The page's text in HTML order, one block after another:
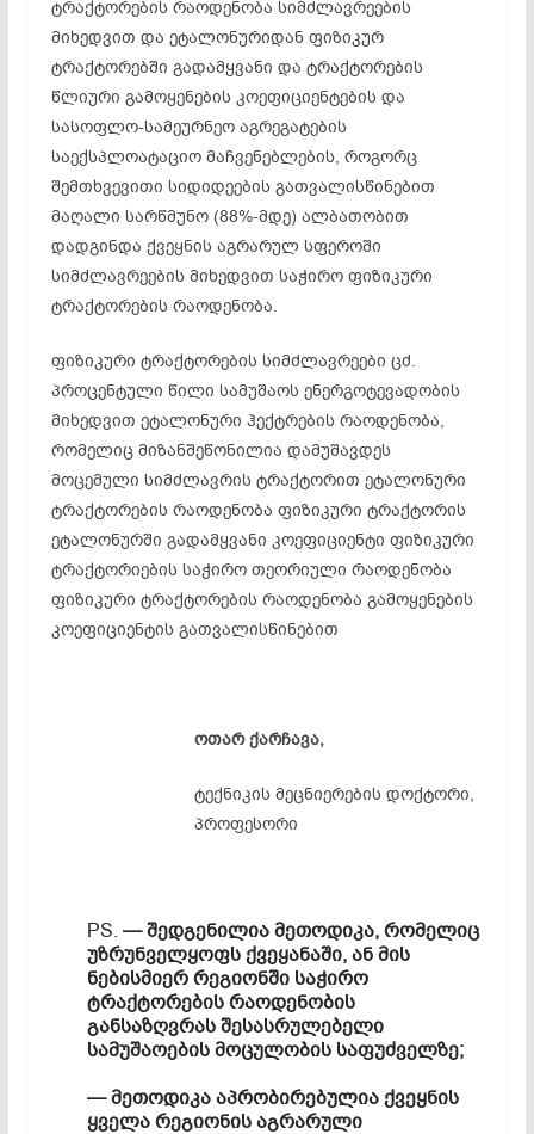
ტრაქტორების რაოდენობა სიმძლავრეების
მიხედვით და ეტალონურიდან ფიზიკურ
ტრაქტორებში გადამყვანი და ტრაქტორების
წლიური გამოყენების კოეფიციენტების და
სასოფლო-სამეურნეო აგრეგატების
საექსპლოატაციო მაჩვენებლების, როგორც
შემთხვევითი სიდიდეების გათვალისწინებით
მაღალი სარწმუნო (88%-მდე) ალბათობით
დადგინდა ქვეყნის აგრარულ სფეროში
სიმძლავრეების მიხედვით საჭირო ფიზიკური
ტრაქტორების რაოდენობა.
ფიზიკური ტრაქტორების სიმძლავრეები ცძ.
პროცენტული წილი სამუშაოს ენერგოტევადობის
მიხედვით ეტალონური ჰექტრების რაოდენობა,
რომელიც მიზანშეწონილია დამუშავდეს
მოცემული სიმძლავრის ტრაქტორით ეტალონური
ტრაქტორების რაოდენობა ფიზიკური ტრაქტორის
ეტალონურში გადამყვანი კოეფიციენტი ფიზიკური
ტრაქტორიების საჭირო თეორიული რაოდენობა
ფიზიკური ტრაქტორების რაოდენობა გამოყენების
კოეფიციენტის გათვალისწინებით
ოთარ ქარჩავა,
ტექნიკის მეცნიერების დოქტორი,
პროფესორი
PS. — შედგენილია მეთოდიკა, რომელიც
უზრუნველყოფს ქვეყანაში, ან მის
ნებისმიერ რეგიონში საჭირო
ტრაქტორების რაოდენობის
განსაზღვრას შესასრულებელი
სამუშაოების მოცულობის საფუძველზე;
— მეთოდიკა აპრობირებულია ქვეყნის
ყველა რეგიონის აგრარული